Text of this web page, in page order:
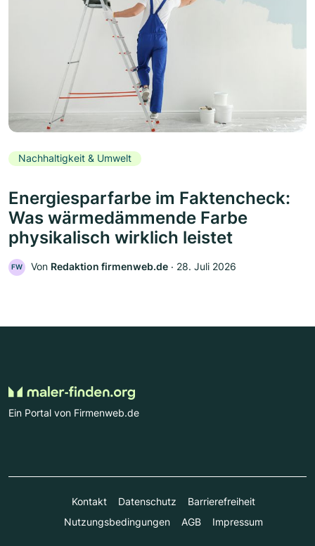
Nachhaltigkeit & Umwelt
Energiesparfarbe im Faktencheck:
Was wärmedämmende Farbe
physikalisch wirklich leistet
FW Von Redaktion firmenweb.de ‧ 28. Juli 2026
Ein Portal von Firmenweb.de
Kontakt Datenschutz
Barrierefreiheit
Nutzungsbedingungen
AGB Impressum